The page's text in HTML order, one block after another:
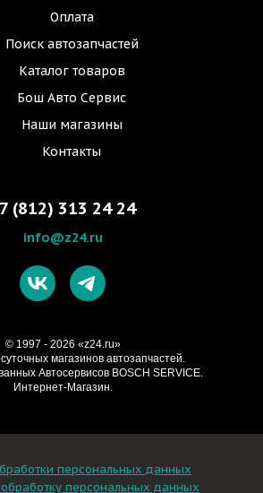
Оплата
Поиск автозапчастей
Каталог товаров
Бош Авто Сервис
Наши магазины
Контакты
(812) 313 24 24
info@z24.ru
© 1997 - 2026 «z24.ru»
магазинов автозапчастей.
Автосервисов BOSCH SERVICE.
Интернет-Магазин.
персональных данных
персональных данных